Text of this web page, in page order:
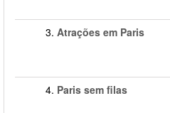
3. Atrações em Paris
4. Paris sem filas